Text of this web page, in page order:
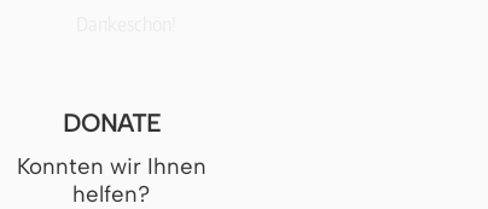
DONATE
Konnten wir Ihnen
helfen?